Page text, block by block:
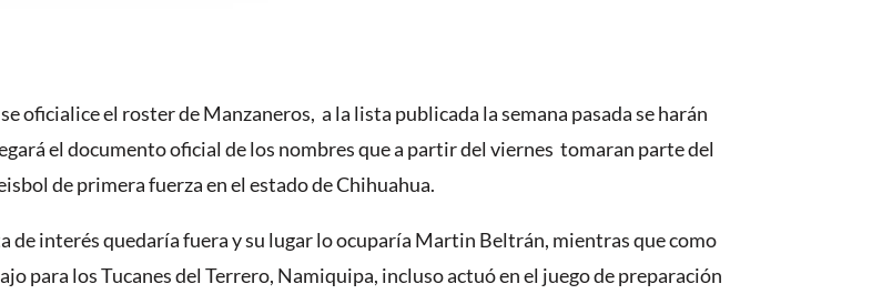
oficialice el roster de Manzaneros, a la lista publicada la semana pasada se harán
el documento oficial de los nombres que a partir del viernes tomaran parte del
de primera fuerza en el estado de Chihuahua.
de interés quedaría fuera y su lugar lo ocuparía Martin Beltrán, mientras que como
para los Tucanes del Terrero, Namiquipa, incluso actuó en el juego de preparación